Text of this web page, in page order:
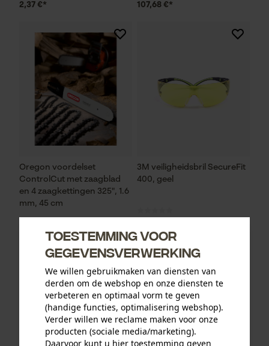
2,37 €* 107,68 €*
Oregon voordelset
ControlCut met zaagblad
en 4 zaagkettingen 325", 1.6
mm, 45 cm
95,31 €*
3M veiligheidsbril SecureFit
400, geel
13,12 €*
Toestemming voor
gegevensverwerking
We willen gebruikmaken van diensten van
derden om de webshop en onze diensten te
verbeteren en optimaal vorm te geven
(handige functies, optimalisering webshop).
Verder willen we reclame maken voor onze
producten (sociale media/marketing).
Daarvoor kunt u hier toestemming geven